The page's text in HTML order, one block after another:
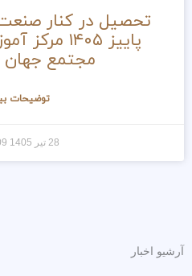
تحصیل در کنار
پاییز ۱۴۰۵
مجتمع جهان
توضیحات
28 تیر 1405
آرشیو اخبار